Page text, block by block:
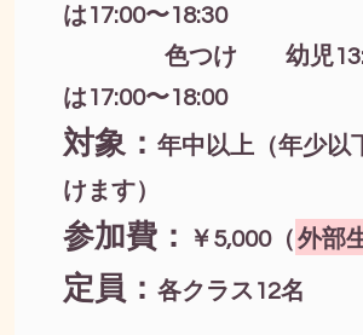
は17:00〜18:30
色つけ 幼児
は17:00〜18:00
対象： 年中以上（年少以
けます）
参加費： ￥5,000（外部
定員： 各クラス12名